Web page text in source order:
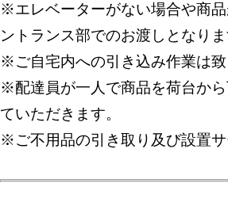
※エレベーターがない場合や商
ントランス部でのお渡しとなりま
※ご自宅内への引き込み作業は
※配達員が一人で商品を荷台か
ていただきます。
※ご不用品の引き取り及び設置